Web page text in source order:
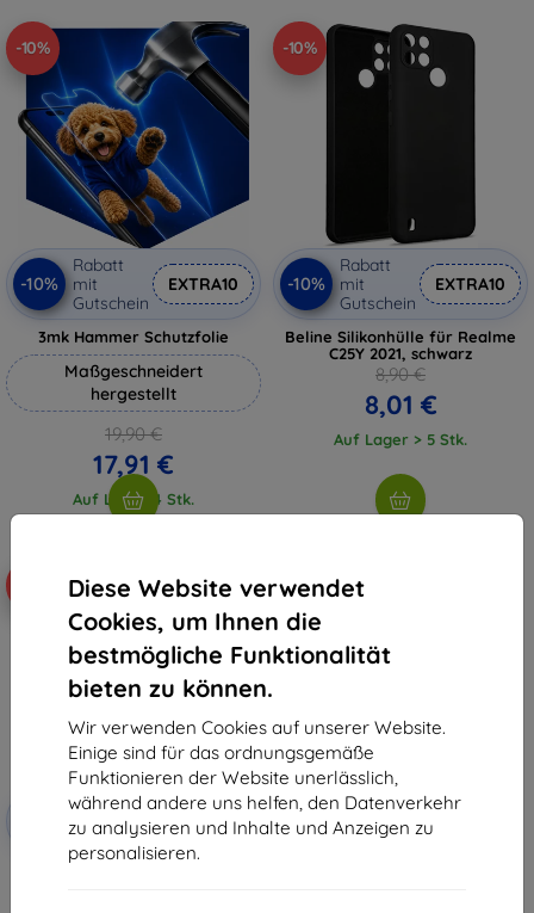
Diese Website verwendet
Cookies, um Ihnen die
bestmögliche Funktionalität
bieten zu können.
Wir verwenden Cookies auf unserer Website.
Einige sind für das ordnungsgemäße
Funktionieren der Website unerlässlich,
während andere uns helfen, den Datenverkehr
zu analysieren und Inhalte und Anzeigen zu
personalisieren.
-10%
-10%
Rabatt
mit
Gutschein
EXTRA10
3mk Hammer Schutzfolie
Maßgeschneidert
hergestellt
19,90 €
17,91 €
Auf Lager 4 Stk.
-10%
-10%
Rabatt
mit
Gutschein
EXTRA10
Beline Silikonhülle für Realme
C25Y 2021, schwarz
8,90 €
8,01 €
Auf Lager > 5 Stk.
Rabatt
mit
Gutschein
EXTRA10